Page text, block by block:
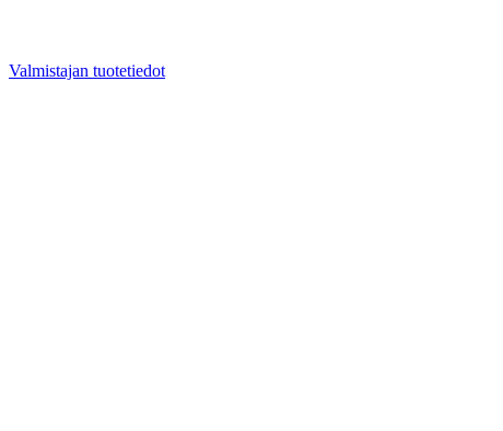
Valmistajan tuotetiedot